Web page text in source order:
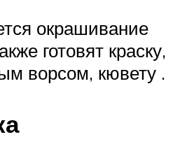
окрашивание
готовят краску,
ворсом, кювету .